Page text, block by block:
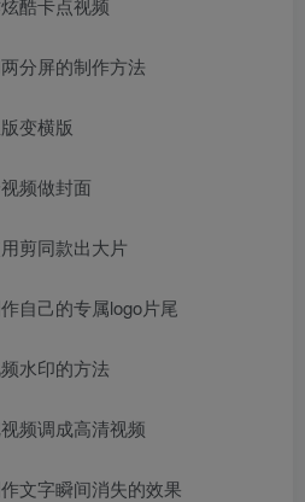
酷卡点视频
分屏的制作方法
变横版
频做封面
剪同款出大片
自己的专属logo片尾
水印的方法
频调成高清视频
文字瞬间消失的效果